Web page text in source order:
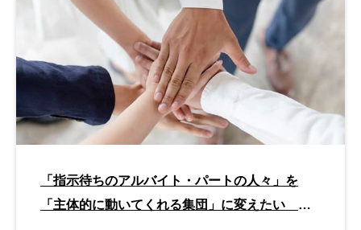
「指示待ちのアルバイト・パートの人々」を
「主体的に動いてくれる集団」に変えたい ど